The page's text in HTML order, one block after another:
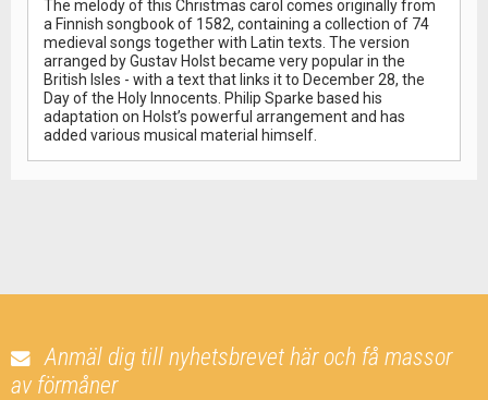
The melody of this Christmas carol comes originally from
a Finnish songbook of 1582, containing a collection of 74
medieval songs together with Latin texts. The version
arranged by Gustav Holst became very popular in the
British Isles - with a text that links it to December 28, the
Day of the Holy Innocents. Philip Sparke based his
adaptation on Holst’s powerful arrangement and has
added various musical material himself.
Anmäl dig till nyhetsbrevet här och få massor
av förmåner